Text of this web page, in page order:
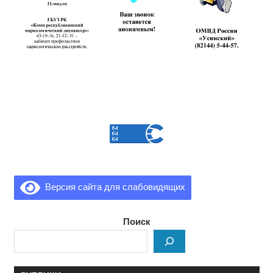
Версия сайта для слабовидящих
Поиск